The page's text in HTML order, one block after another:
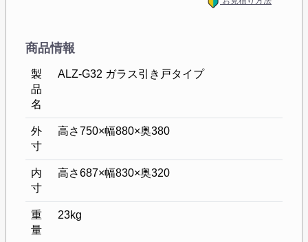
商品情報
製
品
名
ALZ-G32 ガラス引き戸タイプ
外
寸
高さ750×幅880×奥380
内
寸
高さ687×幅830×奥320
重
量
23kg